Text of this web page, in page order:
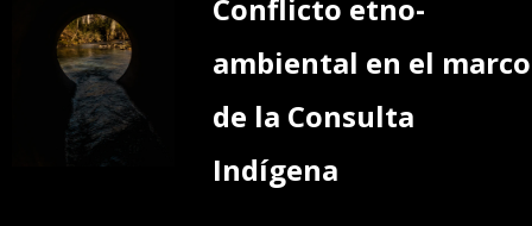
Conflicto etno-
ambiental en el marco
de la Consulta
Indígena